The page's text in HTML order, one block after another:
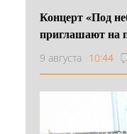
Концерт «Под
приглашают на
9 августа 10:44